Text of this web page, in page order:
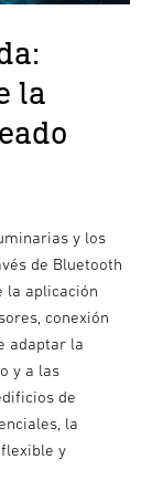
la
y los
de Bluetooth
la aplicación
conexión
adaptar la
y a las
de
la
y